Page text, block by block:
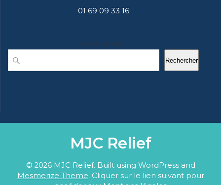
01 69 09 33 16
Rechercher
Rechercher
MJC Relief
© 2026 MJC Relief. Built using WordPress and
Mesmerize Theme. Cliquer sur le lien suivant pour